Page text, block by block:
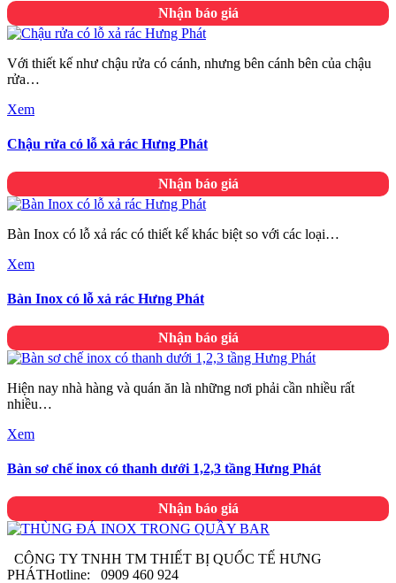
Nhận báo giá
Với thiết kế như chậu rửa có cánh, nhưng bên cánh bên của chậu
rửa…
Xem
Chậu rửa có lỗ xả rác Hưng Phát
Nhận báo giá
Bàn Inox có lỗ xả rác có thiết kế khác biệt so với các loại…
Xem
Bàn Inox có lỗ xả rác Hưng Phát
Nhận báo giá
Hiện nay nhà hàng và quán ăn là những nơi phải cần nhiều rất
nhiều…
Xem
Bàn sơ chế inox có thanh dưới 1,2,3 tầng Hưng Phát
Nhận báo giá
CÔNG TY TNHH TM THIẾT BỊ QUỐC TẾ HƯNG
PHÁTHotline: 0909 460 924